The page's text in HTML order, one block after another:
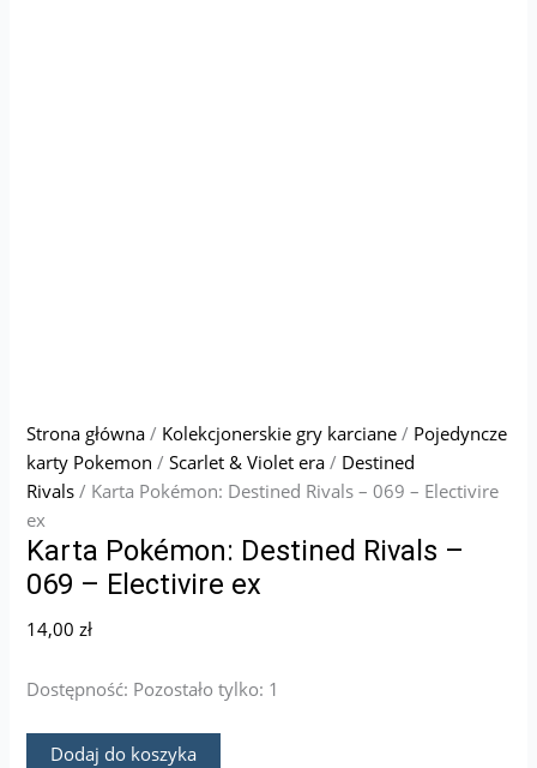
Strona główna / Kolekcjonerskie gry karciane / Pojedyncze
karty Pokemon /Scarlet & Violet era / Destined
Rivals / Karta Pokémon: Destined Rivals – 069 – Electivire
ex
Karta Pokémon: Destined Rivals –
069 – Electivire ex
14,00zł
Dostępność: Pozostało tylko: 1
Dodaj do koszyka